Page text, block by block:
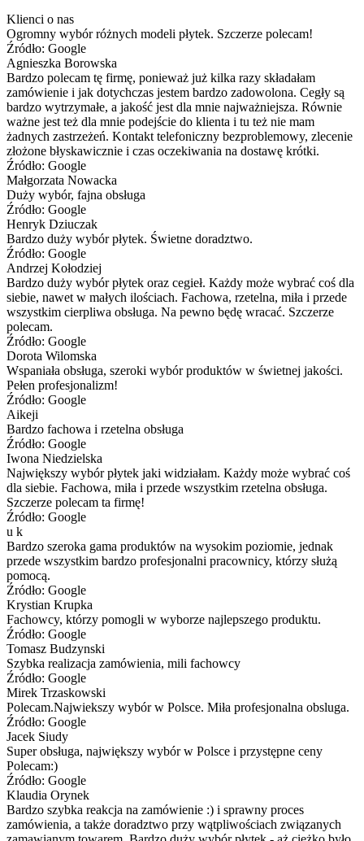
Klienci o nas
Ogromny wybór różnych modeli płytek. Szczerze polecam!
Źródło: Google
Agnieszka Borowska
Bardzo polecam tę firmę, ponieważ już kilka razy składałam
zamówienie i jak dotychczas jestem bardzo zadowolona. Cegły są
bardzo wytrzymałe, a jakość jest dla mnie najważniejsza. Równie
ważne jest też dla mnie podejście do klienta i tu też nie mam
żadnych zastrzeżeń. Kontakt telefoniczny bezproblemowy, zlecenie
złożone błyskawicznie i czas oczekiwania na dostawę krótki.
Źródło: Google
Małgorzata Nowacka
Duży wybór, fajna obsługa
Źródło: Google
Henryk Dziuczak
Bardzo duży wybór płytek. Świetne doradztwo.
Źródło: Google
Andrzej Kołodziej
Bardzo duży wybór płytek oraz cegieł. Każdy może wybrać coś dla
siebie, nawet w małych ilościach. Fachowa, rzetelna, miła i przede
wszystkim cierpliwa obsługa. Na pewno będę wracać. Szczerze
polecam.
Źródło: Google
Dorota Wilomska
Wspaniała obsługa, szeroki wybór produktów w świetnej jakości.
Pełen profesjonalizm!
Źródło: Google
Aikeji
Bardzo fachowa i rzetelna obsługa
Źródło: Google
Iwona Niedzielska
Największy wybór płytek jaki widziałam. Każdy może wybrać coś
dla siebie. Fachowa, miła i przede wszystkim rzetelna obsługa.
Szczerze polecam ta firmę!
Źródło: Google
u k
Bardzo szeroka gama produktów na wysokim poziomie, jednak
przede wszystkim bardzo profesjonalni pracownicy, którzy służą
pomocą.
Źródło: Google
Krystian Krupka
Fachowcy, którzy pomogli w wyborze najlepszego produktu.
Źródło: Google
Tomasz Budzynski
Szybka realizacja zamówienia, mili fachowcy
Źródło: Google
Mirek Trzaskowski
Polecam.Najwiekszy wybór w Polsce. Miła profesjonalna obsluga.
Źródło: Google
Jacek Siudy
Super obsługa, największy wybór w Polsce i przystępne ceny
Polecam:)
Źródło: Google
Klaudia Orynek
Bardzo szybka reakcja na zamówienie :) i sprawny proces
zamówienia, a także doradztwo przy wątpliwościach związanych